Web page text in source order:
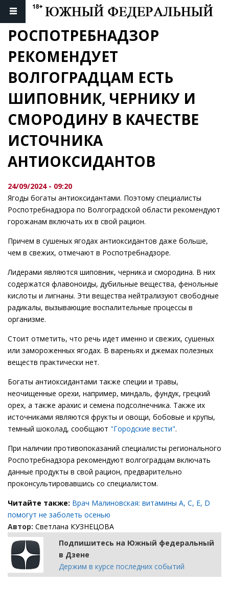
РОСПОТРЕБНАДЗОР
РЕКОМЕНДУЕТ
ВОЛГОГРАДЦАМ ЕСТЬ
ШИПОВНИК, ЧЕРНИКУ И
СМОРОДИНУ В КАЧЕСТВЕ
ИСТОЧНИКА
АНТИОКСИДАНТОВ
24/09/2024 - 09:20
Ягоды богаты антиоксидантами. Поэтому специалисты
Роспотребнадзора по Волгоградской области рекомендуют
горожанам включать их в свой рацион.
Причем в сушеных ягодах антиоксидантов даже больше,
чем в свежих, отмечают в Роспотребнадзоре.
Лидерами являются шиповник, черника и смородина. В них
содержатся флавоноиды, дубильные вещества, фенольные
кислоты и лигнаны. Эти вещества нейтрализуют свободные
радикалы, вызывающие воспалительные процессы в
организме.
Стоит отметить, что речь идет именно и свежих, сушеных
или замороженных ягодах. В вареньях и джемах полезных
веществ практически нет.
Богаты антиоксидантами также специи и травы,
неочищенные орехи, например, миндаль, фундук, грецкий
орех, а также арахис и семена подсолнечника. Также их
источниками являются фрукты и овощи, бобовые и крупы,
темный шоколад, сообщают "Городские вести".
При наличии противопоказаний специалисты регионального
Роспотребнадзора рекомендуют волгоградцам включать
данные продукты в свой рацион, предварительно
проконсультировавшись со специалистом.
Читайте также: Врач Малиновская: витамины А, С, Е, D
помогут не заболеть осенью
Автор: Светлана КУЗНЕЦОВА
Подпишитесь на Южный федеральный
в Дзене
Держим в курсе последних событий